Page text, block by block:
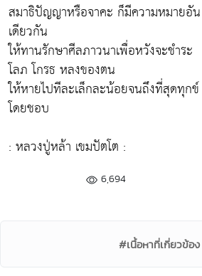
สมาธิปัญญาหรือจาคะ ก็มีความหมายอัน
เดียวกัน
ให้ทานรักษาศีลภาวนาเพื่อหวังจะชำระ
โลภ โกรธ หลงของตน
ให้หายไปทีละเล็กละน้อยจนถึงที่สุดทุกข์
โดยชอบ
: หลวงปู่หล้า เขมปัตโต :
6,694
#เนื้อหาที่เกี่ยวข้อง